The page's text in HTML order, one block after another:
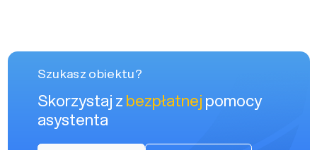
Szukasz obiektu?
Skorzystaj zbezpłatnejpomocy
asystenta